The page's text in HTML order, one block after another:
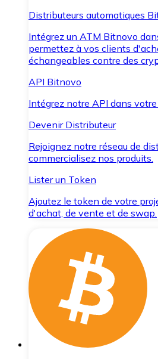
Distributeurs automatiques
Intégrez un ATM Bitnovo
permettez à vos clients
échangeables contre des
API Bitnovo
Intégrez notre API dans
Devenir Distributeur
Rejoignez notre réseau de
commercialisez nos produits.
Lister un Token
Ajoutez le token de votre
d'achat, de vente et de swap.